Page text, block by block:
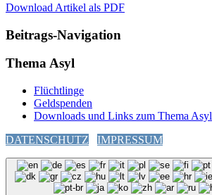
Download Artikel als PDF
Beitrags-Navigation
Thema Asyl
Flüchtlinge
Geldspenden
Downloads und Links zum Thema Asyl
DATENSCHUTZ
IMPRESSUM